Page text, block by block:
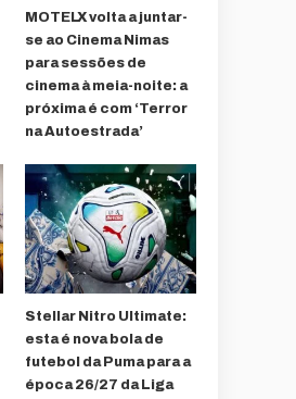
MOTELX volta a juntar-
se ao Cinema Nimas
para sessões de
cinema à meia-noite: a
próxima é com ‘Terror
na Autoestrada’
Stellar Nitro Ultimate:
esta é nova bola de
futebol da Puma para a
época 26/27 da Liga